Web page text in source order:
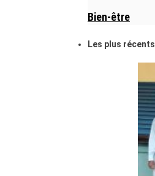
Bien-être
Les plus récents